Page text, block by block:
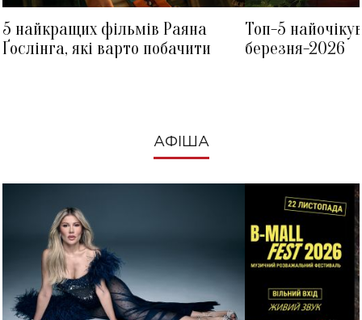
5 найкращих фільмів Раяна
Ґослінга, які варто побачити
Топ-5
березня-2026
АФІША